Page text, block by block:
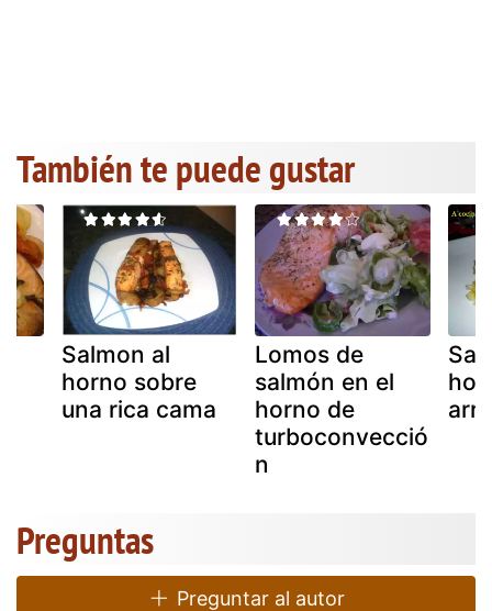
También te puede gustar
Salmon al
horno sobre
una rica cama
Lomos de
salmón en el
horno de
turboconvecció
n
Preguntas
Preguntar al autor